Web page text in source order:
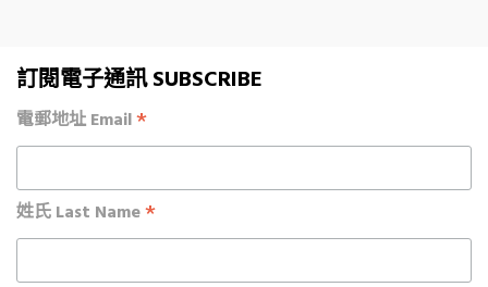
訂閱電子通訊 SUBSCRIBE
電郵地址 Email*
姓氏 Last Name*